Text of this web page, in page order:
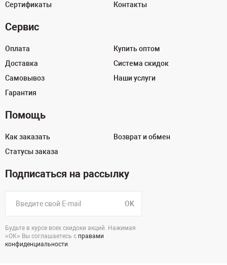
Сертификаты
Контакты
Сервис
Оплата
Доставка
Самовывоз
Гарантия
Купить оптом
Система скидок
Наши услуги
Помощь
Как заказать
Статусы заказа
Возврат и обмен
Подписаться на рассылку
OK
Будьте в курсе всех скидоки акций. Нажимая
«ОК» Вы соглашаетесь с правами
конфиденциальности.